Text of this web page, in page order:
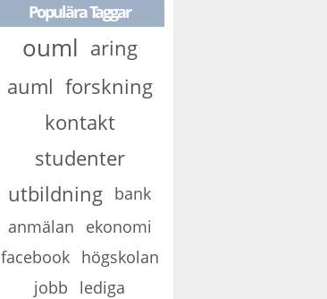
Populära Taggar
ouml aring
auml forskning
kontakt
studenter
utbildning bank
anmälan
ekonomi
facebook
högskolan
jobb
lediga